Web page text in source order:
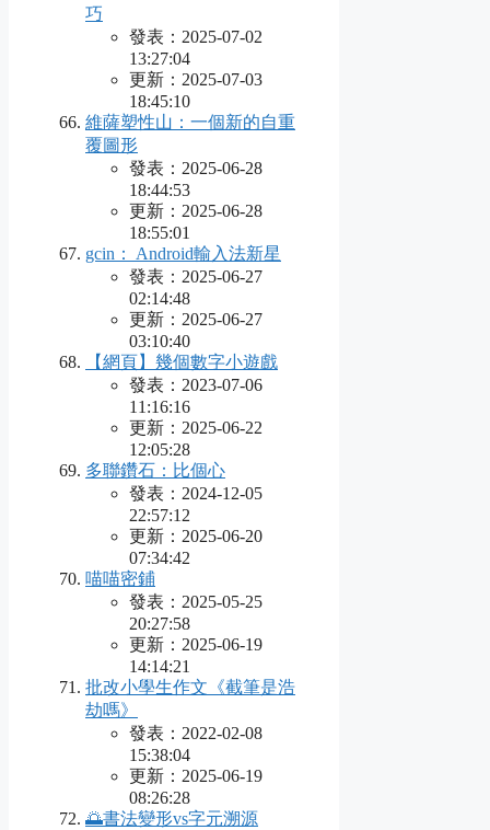
巧
發表：2025-07-02
13:27:04
更新：2025-07-03
18:45:10
維薩塑性山：一個新的自重
覆圖形
發表：2025-06-28
18:44:53
更新：2025-06-28
18:55:01
gcin： Android輸入法新星
發表：2025-06-27
02:14:48
更新：2025-06-27
03:10:40
【網頁】幾個數字小遊戲
發表：2023-07-06
11:16:16
更新：2025-06-22
12:05:28
多聯鑽石：比個心
發表：2024-12-05
22:57:12
更新：2025-06-20
07:34:42
喵喵密鋪
發表：2025-05-25
20:27:58
更新：2025-06-19
14:14:21
批改小學生作文《截筆是浩
劫嗎》
發表：2022-02-08
15:38:04
更新：2025-06-19
08:26:28
🌅書法變形vs字元溯源